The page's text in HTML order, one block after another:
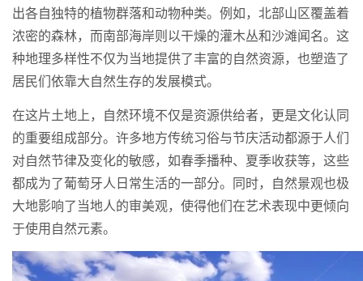
出各自独特的植物群落和动物种类。例如，北部山区覆盖着
浓密的森林，而南部海岸则以干燥的灌木丛和沙滩闻名。这
种地理多样性不仅为当地提供了丰富的自然资源，也塑造了
居民们依靠大自然生存的发展模式。
在这片土地上，自然环境不仅是资源供给者，更是文化认同
的重要组成部分。许多地方传统习俗与节庆活动都源于人们
对自然节律及变化的敏感，如春季播种、夏季收获等，这些
都成为了葡萄牙人日常生活的一部分。同时，自然景观也极
大地影响了当地人的审美观，使得他们在艺术表现中更倾向
于使用自然元素。